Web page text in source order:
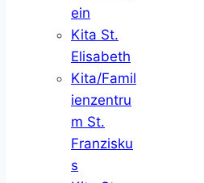
ein
Kita St.
Elisabeth
Kita/Famil
ienzentru
m St.
Franzisku
s